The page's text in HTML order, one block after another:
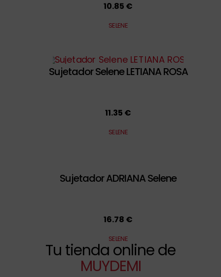
10.85 €
SELENE
Sujetador Selene LETIANA ROSA
11.35 €
SELENE
Sujetador ADRIANA Selene
16.78 €
SELENE
Tu tienda online de
MUYDEMI